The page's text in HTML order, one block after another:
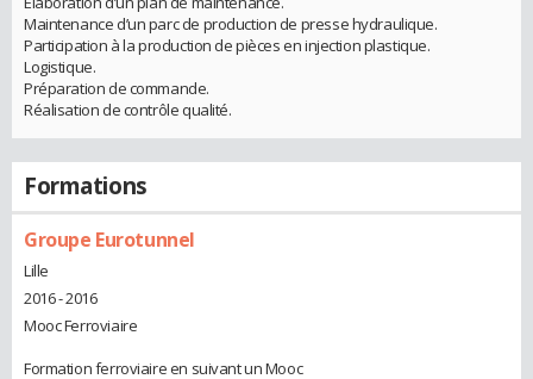
Maintenance d’un parc de production de presse hydraulique.
Participation à la production de pièces en injection plastique.
Logistique.
Préparation de commande.
Réalisation de contrôle qualité.
Formations
Groupe Eurotunnel
Lille
2016 - 2016
Mooc Ferroviaire
Formation ferroviaire en suivant un Mooc